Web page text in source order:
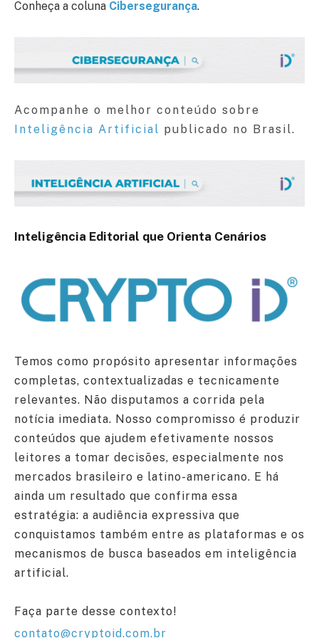
Conheça a coluna Cibersegurança.
Acompanhe o melhor conteúdo sobre
Inteligência Artificial publicado no Brasil.
Inteligência Editorial que Orienta Cenários
Temos como propósito apresentar informações
completas, contextualizadas e tecnicamente
relevantes. Não disputamos a corrida pela
notícia imediata. Nosso compromisso é produzir
conteúdos que ajudem efetivamente nossos
leitores a tomar decisões, especialmente nos
mercados brasileiro e latino-americano. E há
ainda um resultado que confirma essa
estratégia: a audiência expressiva que
conquistamos também entre as plataformas e os
mecanismos de busca baseados em inteligência
artificial.
Faça parte desse contexto!
contato@cryptoid.com.br